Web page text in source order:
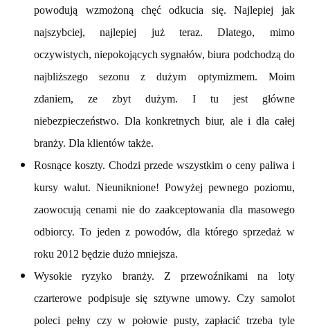
powodują wzmożoną chęć odkucia się. Najlepiej jak
najszybciej, najlepiej już teraz. Dlatego, mimo
oczywistych, niepokojących sygnałów, biura podchodzą do
najbliższego sezonu z dużym optymizmem. Moim
zdaniem, ze zbyt dużym. I tu jest główne
niebezpieczeństwo. Dla konkretnych biur, ale i dla całej
branży. Dla klientów także.
Rosnące koszty. Chodzi przede wszystkim o ceny paliwa i
kursy walut. Nieuniknione! Powyżej pewnego poziomu,
zaowocują cenami nie do zaakceptowania dla masowego
odbiorcy. To jeden z powodów, dla którego sprzedaż w
roku 2012 będzie dużo mniejsza.
Wysokie ryzyko branży. Z przewoźnikami na loty
czarterowe podpisuje się sztywne umowy. Czy samolot
poleci pełny czy w połowie pusty, zapłacić trzeba tyle